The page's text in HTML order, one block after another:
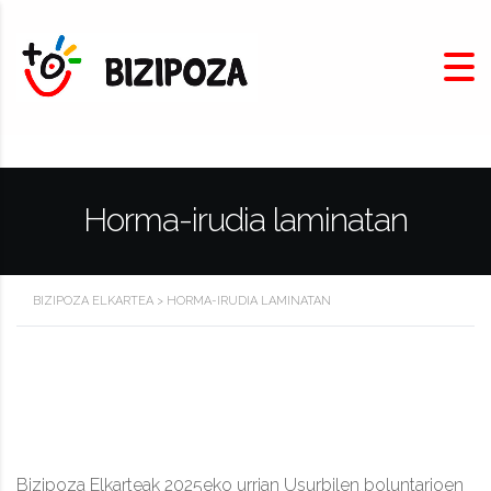
Horma-irudia laminatan
BIZIPOZA ELKARTEA > HORMA-IRUDIA LAMINATAN
Bizipoza Elkarteak 2025eko urrian Usurbilen boluntarioen